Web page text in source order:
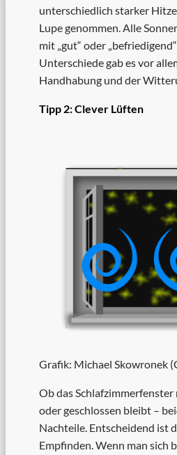
unterschiedlich starker
Lupe genommen. Alle
mit „gut“ oder
Unterschiede gab es vor
Handhabung und der
Tipp 2: Clever Lüften
Grafik: Michael Skowronek
Ob das
oder geschlossen bleibt –
Nachteile. Entscheidend ist
Empfinden. Wenn man sich